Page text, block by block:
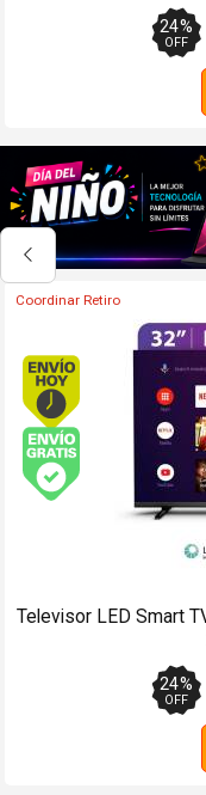
33%
OFF
Coordinar Retiro
Envío hoy.
Envío
Televisor QLED
18%
OFF